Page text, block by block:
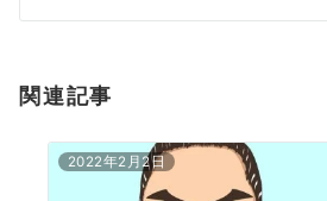
ン
関連記事
2022年2月2日